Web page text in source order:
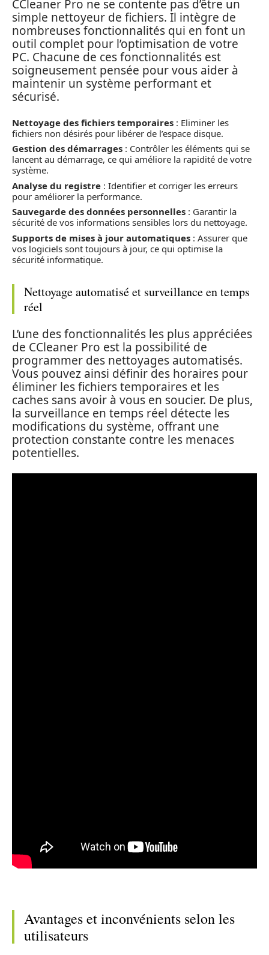
CCleaner Pro ne se contente pas d’être un
simple nettoyeur de fichiers. Il intègre de
nombreuses fonctionnalités qui en font un
outil complet pour l’optimisation de votre
PC. Chacune de ces fonctionnalités est
soigneusement pensée pour vous aider à
maintenir un système performant et
sécurisé.
Nettoyage des fichiers temporaires : Eliminer les
fichiers non désirés pour libérer de l’espace disque.
Gestion des démarrages : Contrôler les éléments qui se
lancent au démarrage, ce qui améliore la rapidité de votre
système.
Analyse du registre : Identifier et corriger les erreurs
pour améliorer la performance.
Sauvegarde des données personnelles : Garantir la
sécurité de vos informations sensibles lors du nettoyage.
Supports de mises à jour automatiques : Assurer que
vos logiciels sont toujours à jour, ce qui optimise la
sécurité informatique.
Nettoyage automatisé et surveillance en temps
réel
L’une des fonctionnalités les plus appréciées
de CCleaner Pro est la possibilité de
programmer des nettoyages automatisés.
Vous pouvez ainsi définir des horaires pour
éliminer les fichiers temporaires et les
caches sans avoir à vous en soucier. De plus,
la surveillance en temps réel détecte les
modifications du système, offrant une
protection constante contre les menaces
potentielles.
Avantages et inconvénients selon les
utilisateurs